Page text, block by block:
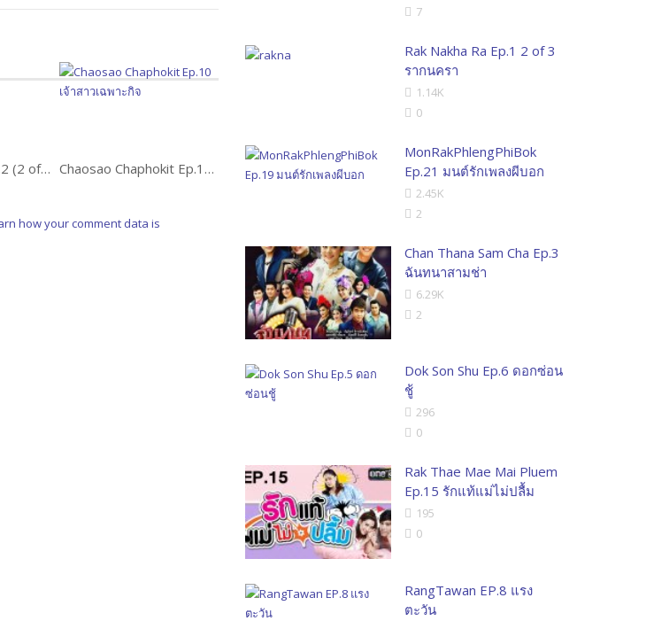
The Cemetary Ep.2 (2 of 2) Chaosao Chaphokit Ep.10 เจ้าสาวเฉพาะกิจ
how your comment data is
7
Rak Nakha Ra Ep.1 2 of 3
รากนครา
1.14K
0
MonRakPhlengPhiBok
Ep.21 มนต์รักเพลงผีบอก
2.45K
2
Chan Thana Sam Cha Ep.3
ฉันทนาสามช่า
6.29K
2
Dok Son Shu Ep.6 ดอกซ่อน
ชู้
296
0
Rak Thae Mae Mai Pluem
Ep.15 รักแท้แม่ไม่ปลื้ม
195
0
RangTawan EP.8 แรง
ตะวัน